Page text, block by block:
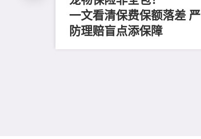
一文看清保费保额落差 严
防理赔盲点添保障